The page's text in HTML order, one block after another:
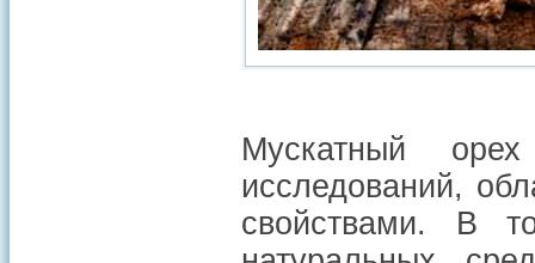
Мускатный
исследований,
свойствами. В